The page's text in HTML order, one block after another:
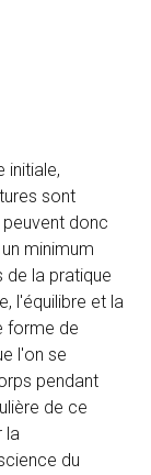
initiale,
sont
donc
minimum
de la pratique
l'équilibre et la
forme de
l'on se
pendant
de ce
la
du